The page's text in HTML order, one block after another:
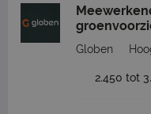
Globen
2.450 tot